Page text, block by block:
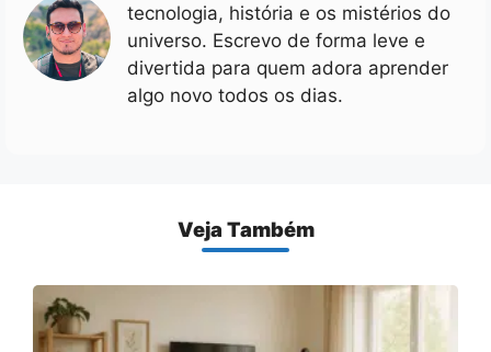
tecnologia, história e os mistérios do
universo. Escrevo de forma leve e
divertida para quem adora aprender
algo novo todos os dias.
Veja Também